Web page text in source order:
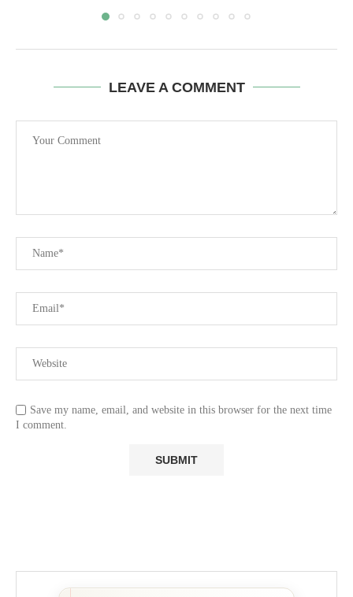
LEAVE A COMMENT
Save my name, email, and website in this browser for the next time
I comment.